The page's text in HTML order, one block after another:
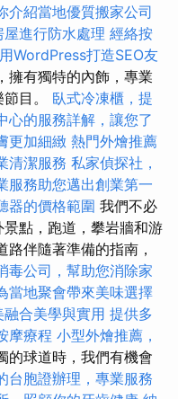
介紹當地優質搬家公司
進行防水處理 經絡按
WordPress打造SEO友
擁有獨特的內飾，專業
目。 臥式冷凍櫃，提
心的服務詳解，讓您了
更加細緻 熱門外燴推薦
清潔服務 私家偵探社，
服務助您邁出創業第一
器的價格範圍 我們不必
點，跑道，攀岩牆和游
伴隨著準備的指南，
毒公司，幫助您消除家
當地聚會帶來美味選擇
合美學與實用 提供多
摩療程 小型外燴推薦，
的球道時，我們有機會
台胞證辦理，專業服務